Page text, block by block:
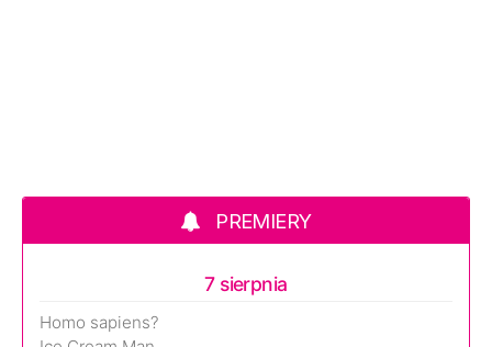
PREMIERY
7 sierpnia
Homo sapiens?